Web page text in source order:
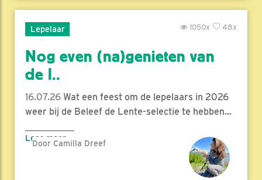
Lepelaar 48x
1050x
Nog even (na)genieten van
de l..
16.07.26 Wat een feest om de lepelaars in 2026
weer bij de Beleef de Lente-selectie te hebben...
Lees meer
Door Camilla Dreef